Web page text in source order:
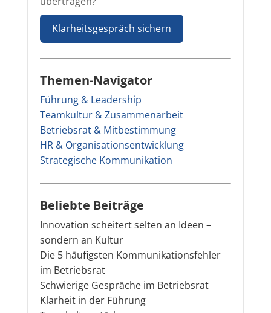
Klarheitsgespräch sichern
Themen-Navigator
Führung & Leadership
Teamkultur & Zusammenarbeit
Betriebsrat & Mitbestimmung
HR & Organisationsentwicklung
Strategische Kommunikation
Beliebte Beiträge
Innovation scheitert selten an Ideen –
sondern an Kultur
Die 5 häufigsten Kommunikationsfehler
im Betriebsrat
Schwierige Gespräche im Betriebsrat
Klarheit in der Führung